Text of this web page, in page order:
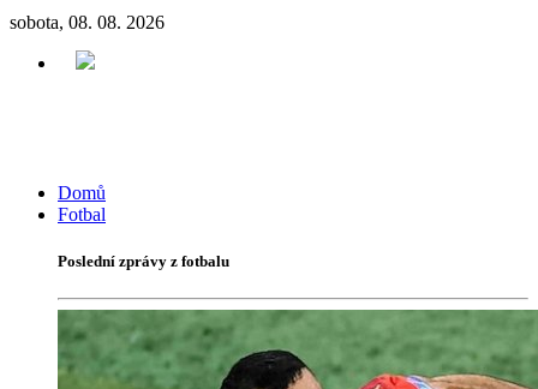
sobota, 08. 08. 2026
Domů
Fotbal
Poslední zprávy z fotbalu